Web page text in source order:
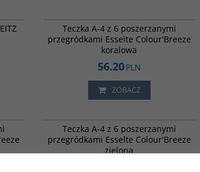
Teczka A-4 z 6 poszerzanymi
przegródkami Esselte Colour'Breeze
koralowa
56.20PLN
ZOBACZ
Teczka A-4 z 6 poszerzanymi
przegródkami Esselte Colour'Breeze
zielona